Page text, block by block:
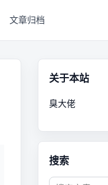
文章归档
关于本站
臭大佬
搜索